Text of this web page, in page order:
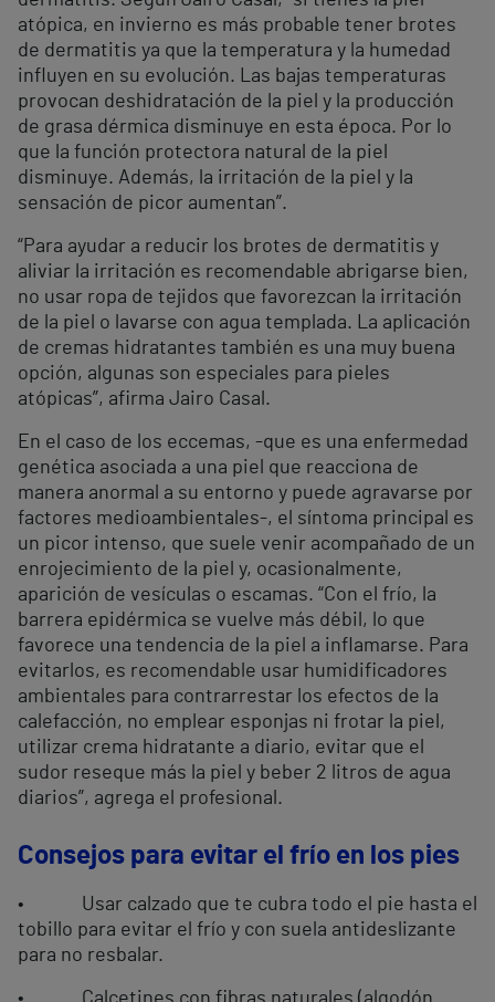
atópica, en invierno es más probable tener brotes
de dermatitis ya que la temperatura y la humedad
influyen en su evolución. Las bajas temperaturas
provocan deshidratación de la piel y la producción
de grasa dérmica disminuye en esta época. Por lo
que la función protectora natural de la piel
disminuye. Además, la irritación de la piel y la
sensación de picor aumentan”.
“Para ayudar a reducir los brotes de dermatitis y
aliviar la irritación es recomendable abrigarse bien,
no usar ropa de tejidos que favorezcan la irritación
de la piel o lavarse con agua templada. La aplicación
de cremas hidratantes también es una muy buena
opción, algunas son especiales para pieles
atópicas”, afirma Jairo Casal.
En el caso de los eccemas, -que es una enfermedad
genética asociada a una piel que reacciona de
manera anormal a su entorno y puede agravarse por
factores medioambientales-, el síntoma principal es
un picor intenso, que suele venir acompañado de un
enrojecimiento de la piel y, ocasionalmente,
aparición de vesículas o escamas. “Con el frío, la
barrera epidérmica se vuelve más débil, lo que
favorece una tendencia de la piel a inflamarse. Para
evitarlos, es recomendable usar humidificadores
ambientales para contrarrestar los efectos de la
calefacción, no emplear esponjas ni frotar la piel,
utilizar crema hidratante a diario, evitar que el
sudor reseque más la piel y beber 2 litros de agua
diarios”, agrega el profesional.
Consejos para evitar el frío en los pies
• Usar calzado que te cubra todo el pie hasta el
tobillo para evitar el frío y con suela antideslizante
para no resbalar.